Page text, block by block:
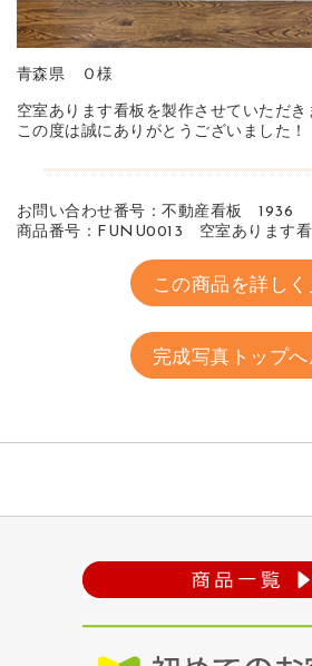
青森県 Ｏ様
空室あります看板を製作させていただき
この度は誠にありがとうございました！
お問い合わせ番号：不動産看板 1936
商品番号：FUNU0013 空室あります
この商品を詳しく
完成写真トップへ